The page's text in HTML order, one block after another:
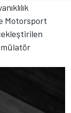
Motorsport